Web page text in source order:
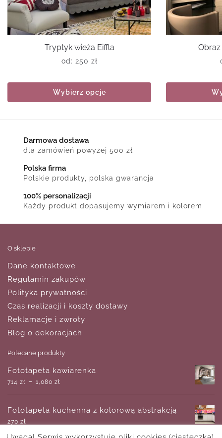
Tryptyk wieża Eiffla
od: 250 zł
Wybierz opcje
Obraz
Darmowa dostawa
dla zamówień powyżej 500 zł
Polska firma
Polskie produkty, polska gwarancja
100% personalizacji
Każdy produkt dopasujemy wymiarem i kolorem
O sklepie
Dane kontaktowe
Regulamin zakupów
Polityka prywatności
Czas realizacji i koszty dostawy
Reklamacje i zwroty
Blog o dekoracjach
Polecane produkty
Fototapeta kawiarenka
714 zł – 1,080 zł
Fototapeta kuchenna z kolorową abstrakcją
270 zł